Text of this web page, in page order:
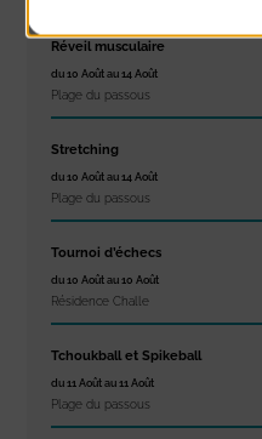
Réveil musculaire
du 10 Août au 14 Août
Plage du passous
Stretching
du 10 Août au 14 Août
Plage du passous
Tournoi d’échecs
du 10 Août au 10 Août
Résidence Challe
Tchoukball et Spikeball
du 11 Août au 11 Août
Plage du passous